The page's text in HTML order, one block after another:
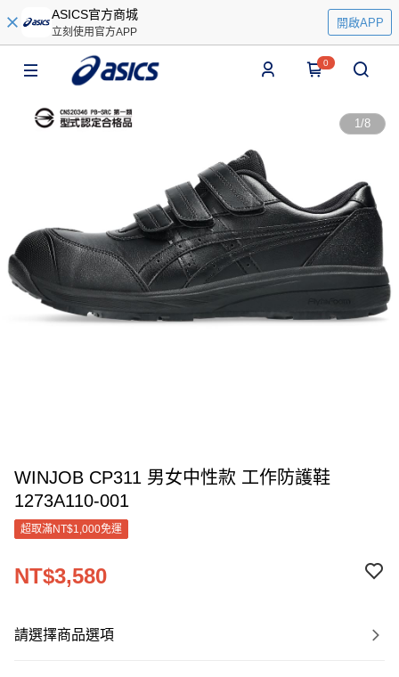
ASICS官方商城
立刻使用官方APP
開啟APP
0
1/8
WINJOB CP311 男女中性款 工作防護鞋
1273A110-001
超取滿NT$1,000免運
NT$3,580
請選擇商品選項